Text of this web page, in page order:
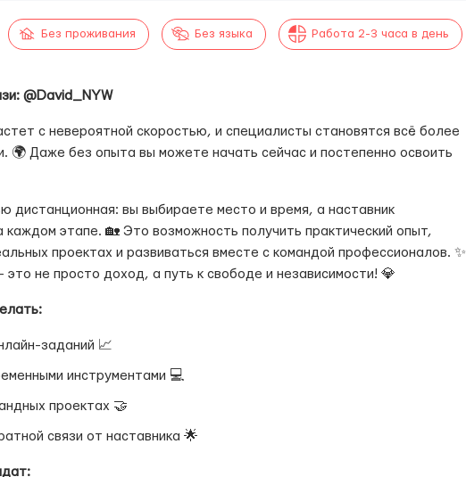
Без проживания Без языка Работа 2-3 часа в день
@David_NYW
с невероятной скоростью, и специалисты становятся всё более
🌍 Даже без опыта вы можете начать сейчас и постепенно освоить
дистанционная: вы выбираете место и время, а наставник
этапе. 🏡 Это возможность получить практический опыт,
проектах и развиваться вместе с командой профессионалов. ✨
не просто доход, а путь к свободе и независимости! 💎
заданий 📈
инструментами 💻
проектах 🤝
связи от наставника 🌟